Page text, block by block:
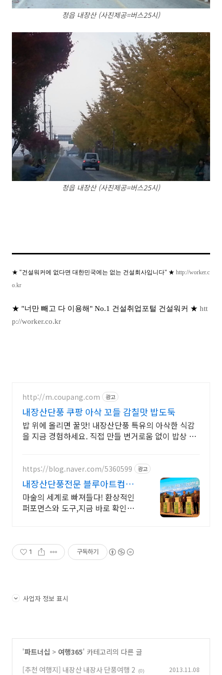
정읍 내장산 (사진제공=버스25시)
정읍 내장산 (사진제공=버스25시)
★ "건설워커에 없다면 대한민국에는 없는 건설회사입니다" ★ http://worker.c
o.kr
★ "너만 빼고 다 이용해" No.1 건설취업포털 건설워커 ★ htt
p://worker.co.kr
http://m.coupang.com 광고
내장산단풍 쿠팡 아삭 꼬들 감칠맛 밥도둑
밥 위에 올리면 꿀맛! 내장산단풍 특유의 아삭한 식감
을 지금 경험하세요. 직접 만들 번거로움 없이 밥상 차
https://blog.naver.com/5360599 광고
내장산단풍전문 블루아트컴퍼
니
마술의 세계로 빠져들다! 환상적인
퍼포먼스와 도구,지금 바로 확인하
1 구독하기
사업자 정보 표시
'파트너십 > 여행365' 카테고리의 다른 글
[추천 여행지] 내장산 내장사 단풍여행 2
(0) 2013.11.08